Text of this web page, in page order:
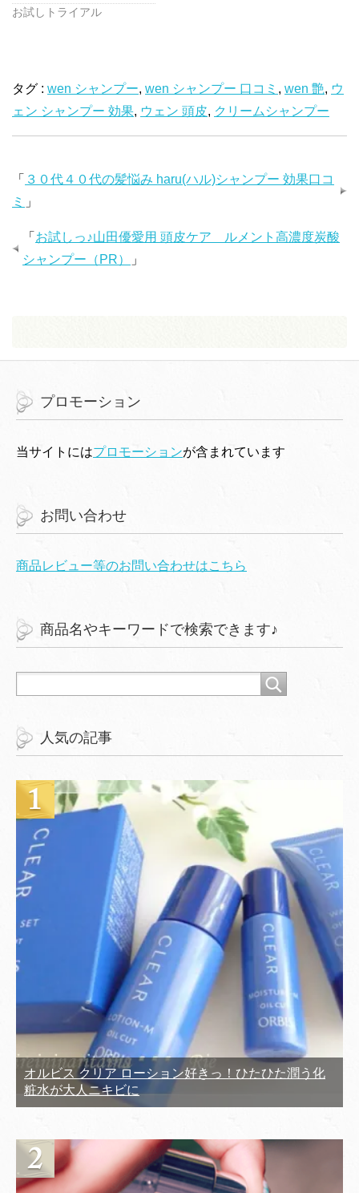
お試しトライアル
タグ : wen シャンプー, wen シャンプー 口コミ , wen 艶, ウ
ェン シャンプー 効果, ウェン 頭皮, クリームシャンプー
「 ３０代４０代の髪悩み haru(ハル)シャンプー 効果口コ
ミ 」
「 お試しっ♪山田優愛用 頭皮ケア ルメント高濃度炭酸
シャンプー（PR）
」
プロモーション
当サイトにはプロモーションが含まれています
お問い合わせ
商品レビュー等のお問い合わせはこちら
商品名やキーワードで検索できます♪
人気の記事
オルビス クリア ローション好きっ！ひたひた潤う化
粧水が大人ニキビに